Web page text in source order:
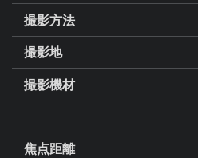
撮影方法
撮影地
撮影機材
焦点距離